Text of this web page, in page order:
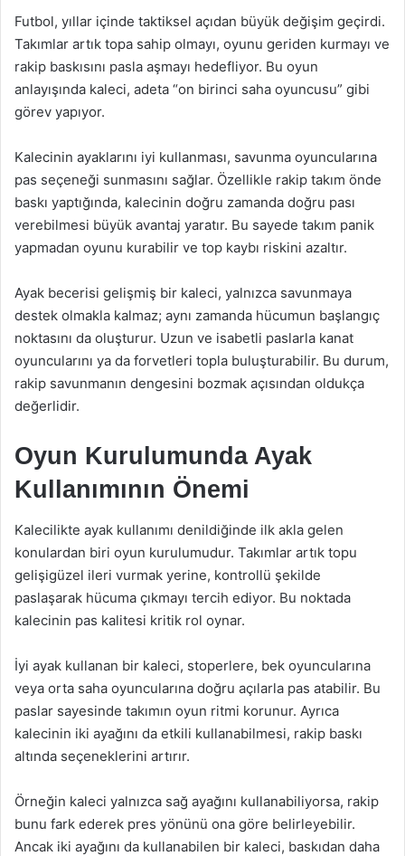
Futbol, yıllar içinde taktiksel açıdan büyük değişim geçirdi.
Takımlar artık topa sahip olmayı, oyunu geriden kurmayı ve
rakip baskısını pasla aşmayı hedefliyor. Bu oyun
anlayışında kaleci, adeta “on birinci saha oyuncusu” gibi
görev yapıyor.
Kalecinin ayaklarını iyi kullanması, savunma oyuncularına
pas seçeneği sunmasını sağlar. Özellikle rakip takım önde
baskı yaptığında, kalecinin doğru zamanda doğru pası
verebilmesi büyük avantaj yaratır. Bu sayede takım panik
yapmadan oyunu kurabilir ve top kaybı riskini azaltır.
Ayak becerisi gelişmiş bir kaleci, yalnızca savunmaya
destek olmakla kalmaz; aynı zamanda hücumun başlangıç
noktasını da oluşturur. Uzun ve isabetli paslarla kanat
oyuncularını ya da forvetleri topla buluşturabilir. Bu durum,
rakip savunmanın dengesini bozmak açısından oldukça
değerlidir.
Oyun Kurulumunda Ayak
Kullanımının Önemi
Kalecilikte ayak kullanımı denildiğinde ilk akla gelen
konulardan biri oyun kurulumudur. Takımlar artık topu
gelişigüzel ileri vurmak yerine, kontrollü şekilde
paslaşarak hücuma çıkmayı tercih ediyor. Bu noktada
kalecinin pas kalitesi kritik rol oynar.
İyi ayak kullanan bir kaleci, stoperlere, bek oyuncularına
veya orta saha oyuncularına doğru açılarla pas atabilir. Bu
paslar sayesinde takımın oyun ritmi korunur. Ayrıca
kalecinin iki ayağını da etkili kullanabilmesi, rakip baskı
altında seçeneklerini artırır.
Örneğin kaleci yalnızca sağ ayağını kullanabiliyorsa, rakip
bunu fark ederek pres yönünü ona göre belirleyebilir.
Ancak iki ayağını da kullanabilen bir kaleci, baskıdan daha